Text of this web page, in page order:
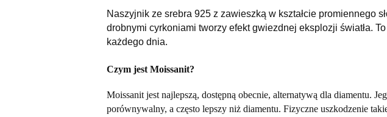
Naszyjnik ze srebra 925 z zawieszką w kształcie promiennego
drobnymi cyrkoniami tworzy efekt gwiezdnej eksplozji światła.
każdego dnia.
Czym jest Moissanit?
Moissanit jest najlepszą, dostępną obecnie, alternatywą dla diamentu.
porównywalny, a często lepszy niż diamentu. Fizyczne uszkodzenie